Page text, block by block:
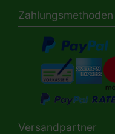
Zahlungsmethoden
Versandpartner